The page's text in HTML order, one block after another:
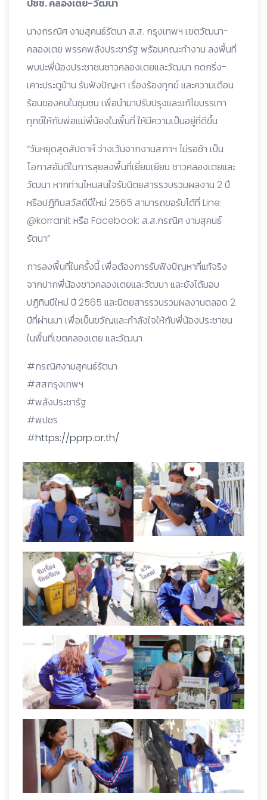
ปชช. คลองเตย-วัฒนา
นางกรณิศ งามสุคนธ์รัตนา ส.ส. กรุงเทพฯ เขตวัฒนา-
คลองเตย พรรคพลังประชารัฐ พร้อมคณะทำงาน ลงพื้นที่
พบปะพี่น้องประชาชนชาวคลองเตยและวัฒนา กดกริ่ง-
เคาะประตูบ้าน รับฟังปัญหา เรื่องร้องทุกข์ และความเดือน
ร้อนของคนในชุมชน เพื่อนำมาปรับปรุงและแก้ไขบรรเทา
ทุกข์ให้กับพ่อแม่พี่น้องในพื้นที่ ให้มีความเป็นอยู่ที่ดีขึ้น
“วันหยุดสุดสัปดาห์ ว่างเว้นจากงานสภาฯ ไม่รอช้า เป็น
โอกาสอันดีในการลุยลงพื้นที่เยี่ยมเยียน ชาวคลองเตยและ
วัฒนา หากท่านไหนสนใจรับนิตยสารรวบรวมผลงาน 2 ปี
หรือปฏิทินสวัสดีปีใหม่ 2565 สามารถขอรับได้ที่ Line:
@korranit หรือ Facebook: ส.ส.กรณิศ งามสุคนธ์
รัตนา”
การลงพื้นที่ในครั้งนี้ เพื่อต้องการรับฟังปัญหาที่แท้จริง
จากปากพี่น้องชาวคลองเตยและวัฒนา และยังได้มอบ
ปฏิทินปีใหม่ ปี 2565 และนิตยสารรวบรวมผลงานตลอด 2
ปีที่ผ่านมา เพื่อเป็นขวัญและกำลังใจให้กับพี่น้องประชาชน
ในพื้นที่เขตคลองเตย และวัฒนา
#กรณิศงามสุคนธ์รัตนา
#สสกรุงเทพฯ
#พลังประชารัฐ
#พปชร
#https://pprp.or.th/